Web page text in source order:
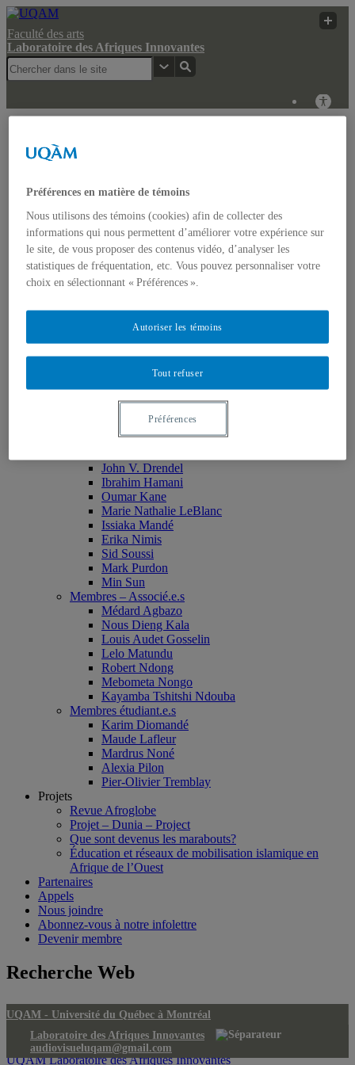
Faculté des arts
Laboratoire des Afriques Innovantes
Actualités
Colloque: REGARDS COMPARATISTES SUR LES
IMAGINAIRES NON-DOMINANTS EN AFRIQUE ET
DANS LES AMÉRIQUES
Accueil
Bulletin Bandung Spirit
Qui sommes-nous ?
Membres de l’UQÀM
Monia Abdallah
Jean-Jacques Bogui
Bonnie Campbell
John V. Drendel
Ibrahim Hamani
Oumar Kane
Marie Nathalie LeBlanc
Issiaka Mandé
Erika Nimis
Sid Soussi
Mark Purdon
Min Sun
Membres – Associé.e.s
Médard Agbazo
Nous Dieng Kala
Louis Audet Gosselin
Lelo Matundu
Robert Ndong
Mebometa Nongo
Kayamba Tshitshi Ndouba
Membres étudiant.e.s
Karim Diomandé
Maude Lafleur
Mardrus Noné
Alexia Pilon
Pier-Olivier Tremblay
Projets
Revue Afroglobe
Projet – Dunia – Project
Que sont devenus les marabouts?
Éducation et réseaux de mobilisation islamique en
Afrique de l’Ouest
Partenaires
Appels
Nous joindre
Abonnez-vous à notre infolettre
Devenir membre
Recherche Web
UQAM - Université du Québec à Montréal
Laboratoire des Afriques Innovantes
audiovisueluqam@gmail.com
UQAM Laboratoire des Afriques Innovantes
Préférences en matière de témoins
Nous utilisons des témoins (cookies) afin de collecter des
informations qui nous permettent d’améliorer votre expérience sur
le site, de vous proposer des contenus vidéo, d’analyser les
statistiques de fréquentation, etc. Vous pouvez personnaliser votre
choix en sélectionnant « Préférences ».
Tout refuser
Autoriser les témoins
Préférences